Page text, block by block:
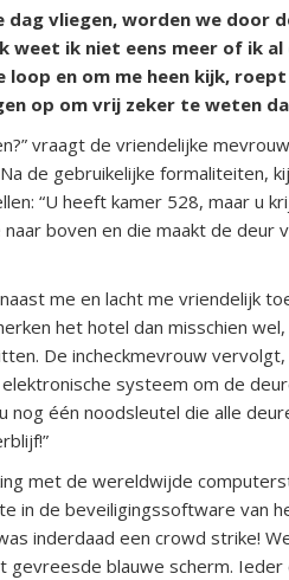
dag vliegen, worden we door
weet ik niet eens meer of ik
loop en om me heen kijk,
op om vrij zeker te weten
vraagt de vriendelijke
de gebruikelijke formaliteiten,
“U heeft kamer 528, maar u
boven en die maakt de deur
me en lacht me vriendelijk
het hotel dan misschien
De incheckmevrouw vervolgt,
systeem om de
nog één noodsleutel die alle
met de wereldwijde
in de beveiligingssoftware van
inderdaad een crowd strike!
gevreesde blauwe scherm.